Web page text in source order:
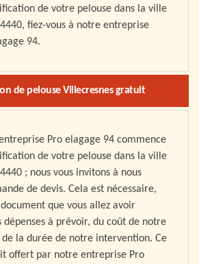
de votre pelouse dans la ville
fiez-vous à notre entreprise
94.
de pelouse Villecresnes gratuit
Pro elagage 94 commence
de votre pelouse dans la ville
; nous vous invitons à nous
de devis. Cela est nécessaire,
document que vous allez avoir
dépenses à prévoir, du coût de notre
la durée de notre intervention. Ce
offert par notre entreprise Pro